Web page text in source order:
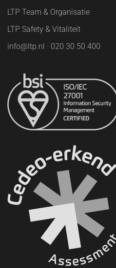
LTP Team & Organisatie
LTP Safety & Vitaliteit
info@ltp.nl · 020 30 50 400